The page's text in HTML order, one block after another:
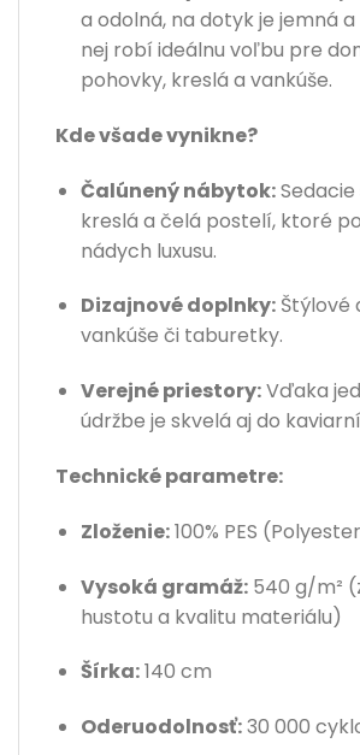
a odolná, na dotyk je jemná a
nej robí ideálnu voľbu pre
pohovky, kreslá a vankúše.
Kde všade vynikne?
Čalúnený nábytok:Sedacie
kreslá a čelá postelí, ktoré
nádych luxusu.
Dizajnové doplnky:Štýlové
vankúše či taburetky.
Verejné priestory:Vďaka
údržbe je skvelá aj do
Technické parametre:
Zloženie:100% PES
Vysoká gramáž:540 g/m²
hustotu a kvalitu materiálu)
Šírka:140 cm
Oderuodolnosť:30 000